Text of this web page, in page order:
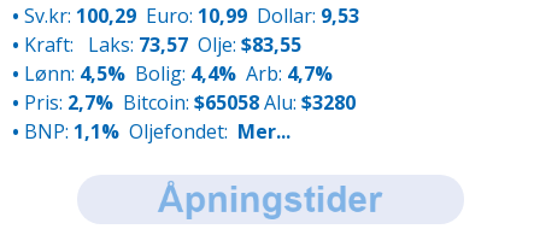
• Sv.kr: 100,29 Euro: 10,99 Dollar: 9,53
• Kraft: Laks: 73,57 Olje: $83,55
• Lønn: 4,5% Bolig: 4,4% Arb: 4,7%
• Pris: 2,7% Bitcoin: $65058Alu: $3280
• BNP: 1,1% Oljefondet: Mer...